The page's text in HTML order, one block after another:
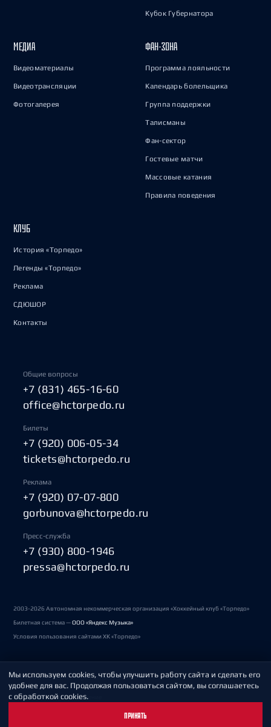
Кубок Губернатора
МЕДИА
Видеоматериалы
Видеотрансляции
Фотогалерея
ФАН-ЗОНА
Программа лояльности
Календарь болельщика
Группа поддержки
Талисманы
Фан-сектор
Гостевые матчи
Массовые катания
Правила поведения
КЛУБ
История «Торпедо»
Легенды «Торпедо»
Реклама
СДЮШОР
Контакты
Общие вопросы
+7 (831) 465-16-60
office@hctorpedo.ru
Билеты
+7 (920) 006-05-34
tickets@hctorpedo.ru
Реклама
+7 (920) 07-07-800
gorbunova@hctorpedo.ru
Пресс-служба
+7 (930) 800-1946
pressa@hctorpedo.ru
2003-2026 Автономная некоммерческая организация «Хоккейный клуб «Торпедо»
Билетная система —ООО «Яндекс Музыка»
Условия пользования сайтами ХК «Торпедо»
Политика обработки персональных данных
Пользовательское соглашение
Мы используем cookies, чтобы улучшить работу сайта и сделать его
удобнее для вас. Продолжая пользоваться сайтом, вы соглашаетесь
с обработкой cookies.
ПРИНЯТЬ